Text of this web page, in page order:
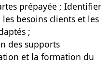
prépayée ; Identifier
besoins clients et les
;
des supports
et la formation du